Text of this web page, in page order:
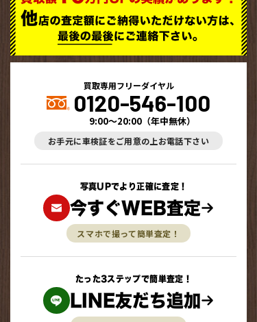
買取専用フリーダイヤル
0120-546-100
9:00～20:00 （年中無休）
お手元に車検証をご用意の上お電話下さい
写真UPでより正確に査定！
今すぐWEB査定
スマホで撮って簡単査定！
たった3ステップで簡単査定！
LINE友だち追加